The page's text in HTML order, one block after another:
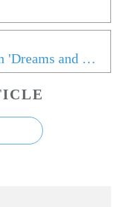
KnightressM1 ~ 'Butterfly' from 'Dreams and Devastation'